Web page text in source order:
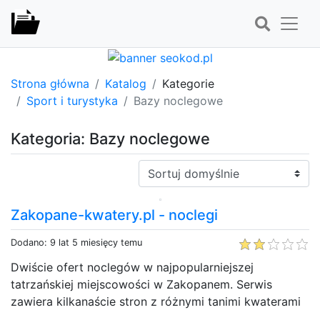
Strona główna Katalog
Kategorie
Sport i turystyka
Bazy noclegowe
Kategoria: Bazy noclegowe
Sortuj:
Zakopane-kwatery.pl - noclegi
Dodano: 9 lat 5 miesięcy temu
Dwiście ofert noclegów w najpopularniejszej
tatrzańskiej miejscowości w Zakopanem. Serwis
zawiera kilkanaście stron z różnymi tanimi kwaterami